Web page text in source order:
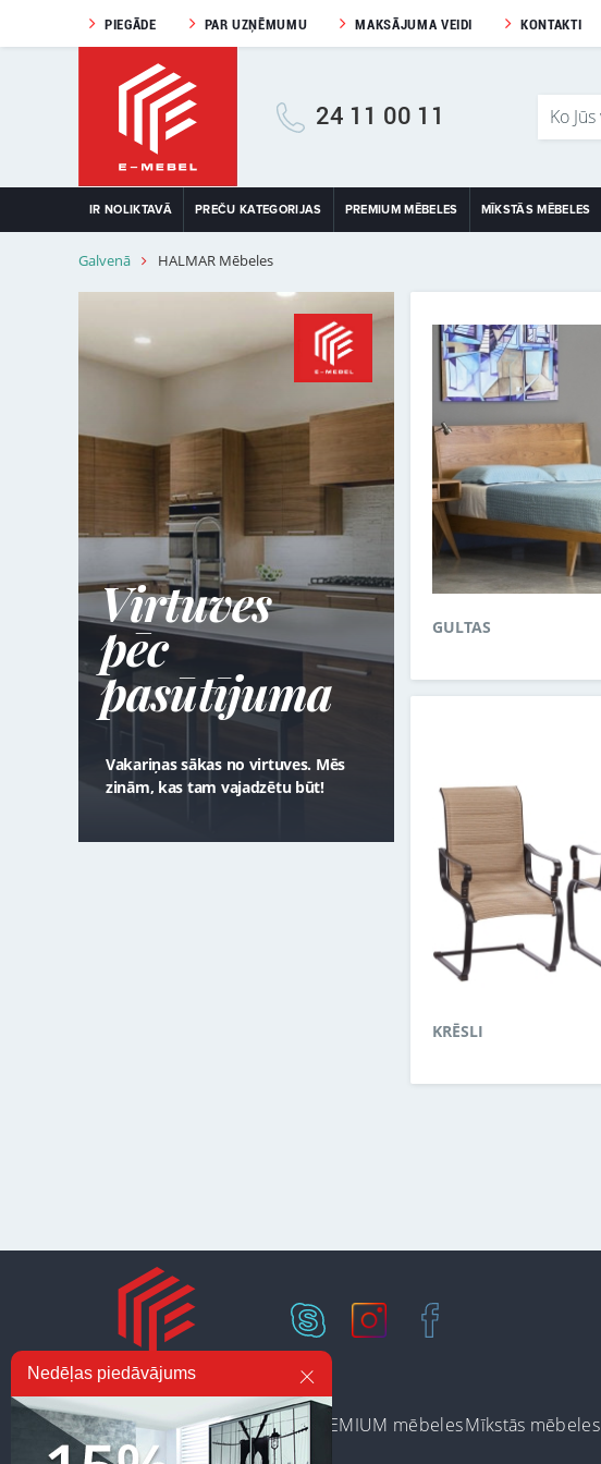
PIEGĀDE PAR UZŅĒMUMU MAKSĀJUMA VEIDI KONTAKTI
24 11 00 11
IR NOLIKTAVĀ PREČU KATEGORIJAS PREMIUM MĒBELES MĪKSTĀS MĒBELES
Galvenā HALMAR Mēbeles
Virtuves
pēc
pasūtījuma
Vakariņas sākas no virtuves. Mēs
zinām, kas tam vajadzētu būt!
GULTAS
KRĒSLI
Ir noliktavāPreču kategorijasPREMIUM mēbelesMīkstās mēbeles
Nedēļas piedāvājums